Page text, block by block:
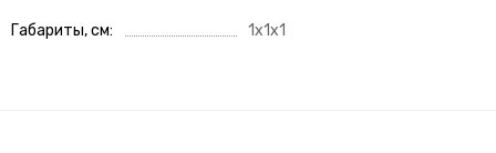
Габариты, см 1x1x1